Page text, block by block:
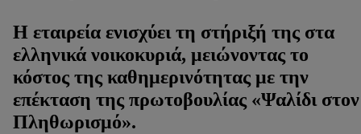
Η εταιρεία ενισχύει τη στήριξή της στα
ελληνικά νοικοκυριά, μειώνοντας το
κόστος της καθημερινότητας με την
επέκταση της πρωτοβουλίας «Ψαλίδι στον
Πληθωρισμό».